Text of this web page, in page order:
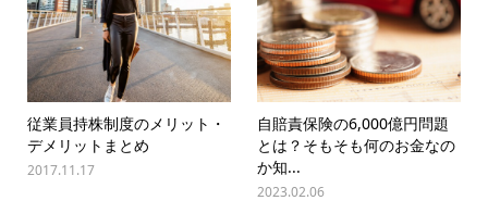
従業員持株制度のメリット・
デメリットまとめ
2017.11.17
自賠責保険の6,000億円問題
とは？そもそも何のお金なの
か知...
2023.02.06